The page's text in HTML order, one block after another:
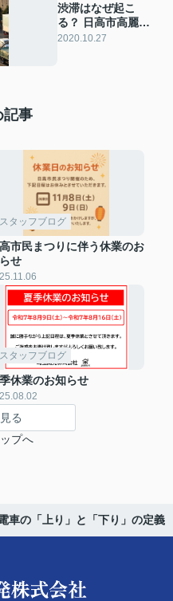
渋滞はなぜ起こ
る？ 日高市高麗川
駅前コラム
2020.10.27
記事
スタッフブログ
市民まつりに伴う休業のお
せ
スタッフブログ
休業のお知らせ
る
プへ
車の「上り」と「下り」の定義